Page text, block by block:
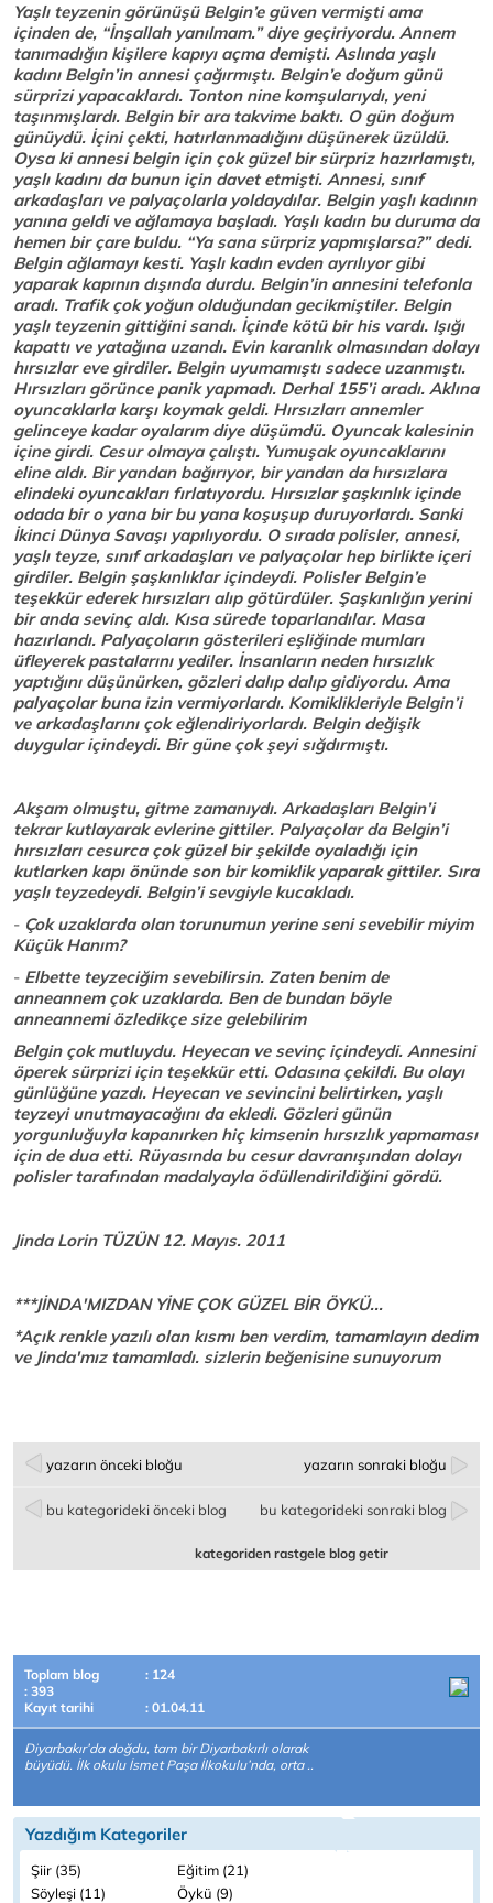
Yaşlı teyzenin görünüşü Belgin’e güven vermişti ama
içinden de, “İnşallah yanılmam.” diye geçiriyordu. Annem
tanımadığın kişilere kapıyı açma demişti. Aslında yaşlı
kadını Belgin’in annesi çağırmıştı. Belgin’e doğum günü
sürprizi yapacaklardı. Tonton nine komşularıydı, yeni
taşınmışlardı. Belgin bir ara takvime baktı. O gün doğum
günüydü. İçini çekti, hatırlanmadığını düşünerek üzüldü.
Oysa ki annesi belgin için çok güzel bir sürpriz hazırlamıştı,
yaşlı kadını da bunun için davet etmişti. Annesi, sınıf
arkadaşları ve palyaçolarla yoldaydılar. Belgin yaşlı kadının
yanına geldi ve ağlamaya başladı. Yaşlı kadın bu duruma da
hemen bir çare buldu. “Ya sana sürpriz yapmışlarsa?” dedi.
Belgin ağlamayı kesti. Yaşlı kadın evden ayrılıyor gibi
yaparak kapının dışında durdu. Belgin’in annesini telefonla
aradı. Trafik çok yoğun olduğundan gecikmiştiler. Belgin
yaşlı teyzenin gittiğini sandı. İçinde kötü bir his vardı. Işığı
kapattı ve yatağına uzandı. Evin karanlık olmasından dolayı
hırsızlar eve girdiler. Belgin uyumamıştı sadece uzanmıştı.
Hırsızları görünce panik yapmadı. Derhal 155’i aradı. Aklına
oyuncaklarla karşı koymak geldi. Hırsızları annemler
gelinceye kadar oyalarım diye düşümdü. Oyuncak kalesinin
içine girdi. Cesur olmaya çalıştı. Yumuşak oyuncaklarını
eline aldı. Bir yandan bağırıyor, bir yandan da hırsızlara
elindeki oyuncakları fırlatıyordu. Hırsızlar şaşkınlık içinde
odada bir o yana bir bu yana koşuşup duruyorlardı. Sanki
İkinci Dünya Savaşı yapılıyordu. O sırada polisler, annesi,
yaşlı teyze, sınıf arkadaşları ve palyaçolar hep birlikte içeri
girdiler. Belgin şaşkınlıklar içindeydi. Polisler Belgin’e
teşekkür ederek hırsızları alıp götürdüler. Şaşkınlığın yerini
bir anda sevinç aldı. Kısa sürede toparlandılar. Masa
hazırlandı. Palyaçoların gösterileri eşliğinde mumları
üfleyerek pastalarını yediler. İnsanların neden hırsızlık
yaptığını düşünürken, gözleri dalıp dalıp gidiyordu. Ama
palyaçolar buna izin vermiyorlardı. Komiklikleriyle Belgin’i
ve arkadaşlarını çok eğlendiriyorlardı. Belgin değişik
duygular içindeydi. Bir güne çok şeyi sığdırmıştı.
Akşam olmuştu, gitme zamanıydı. Arkadaşları Belgin’i
tekrar kutlayarak evlerine gittiler. Palyaçolar da Belgin’i
hırsızları cesurca çok güzel bir şekilde oyaladığı için
kutlarken kapı önünde son bir komiklik yaparak gittiler. Sıra
yaşlı teyzedeydi. Belgin’i sevgiyle kucakladı.
- Çok uzaklarda olan torunumun yerine seni sevebilir miyim
Küçük Hanım?
- Elbette teyzeciğim sevebilirsin. Zaten benim de
anneannem çok uzaklarda. Ben de bundan böyle
anneannemi özledikçe size gelebilirim
Belgin çok mutluydu. Heyecan ve sevinç içindeydi. Annesini
öperek sürprizi için teşekkür etti. Odasına çekildi. Bu olayı
günlüğüne yazdı. Heyecan ve sevincini belirtirken, yaşlı
teyzeyi unutmayacağını da ekledi. Gözleri günün
yorgunluğuyla kapanırken hiç kimsenin hırsızlık yapmaması
için de dua etti. Rüyasında bu cesur davranışından dolayı
polisler tarafından madalyayla ödüllendirildiğini gördü.
Jinda Lorin TÜZÜN 12. Mayıs. 2011
***JİNDA'MIZDAN YİNE ÇOK GÜZEL BİR ÖYKÜ...
*Açık renkle yazılı olan kısmı ben verdim, tamamlayın dedim
ve Jinda'mız tamamladı. sizlerin beğenisine sunuyorum
yazarın önceki bloğu yazarın sonraki bloğu
bu kategorideki önceki blog bu kategorideki sonraki blog
kategoriden rastgele blog getir
Toplam blog
: 124
: 393
Kayıt tarihi
: 01.04.11
Diyarbakır’da doğdu, tam bir Diyarbakırlı olarak
büyüdü. İlk okulu İsmet Paşa İlkokulu’nda, orta ..
Yazdığım Kategoriler
Şiir (35)
Eğitim (21)
Söyleşi (11)
Öykü (9)